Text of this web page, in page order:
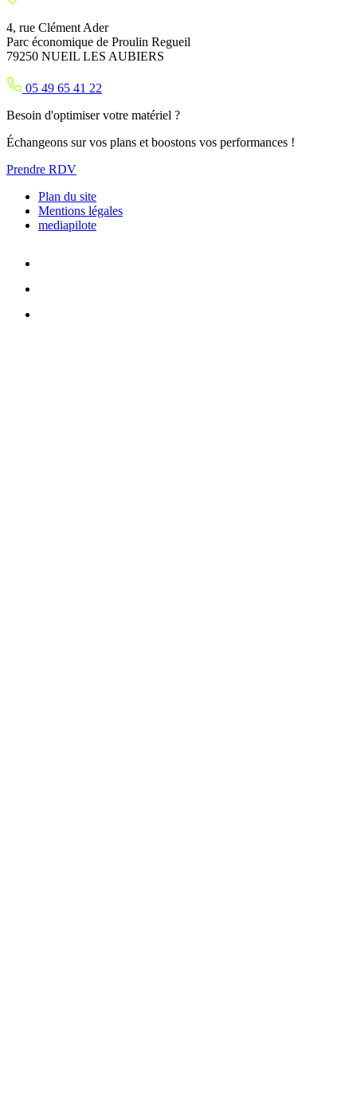
4, rue Clément Ader
Parc économique de Proulin Regueil
79250 NUEIL LES AUBIERS
05 49 65 41 22
Besoin d'optimiser votre matériel ?
Échangeons sur vos plans et boostons vos performances !
Prendre RDV
Plan du site
Mentions légales
mediapilote